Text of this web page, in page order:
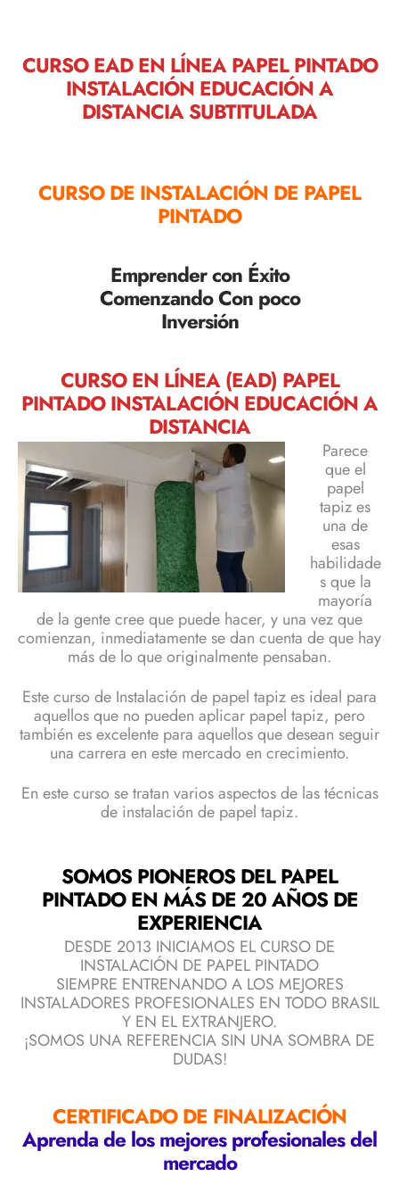
CURSO EAD EN LÍNEA PAPEL PINTADO
INSTALACIÓN EDUCACIÓN A
DISTANCIA SUBTITULADA
CURSO DE INSTALACIÓN DE PAPEL
PINTADO
Emprender con Éxito
Comenzando Con poco
Inversión
CURSO EN LÍNEA (EAD) PAPEL
PINTADO INSTALACIÓN EDUCACIÓN A
DISTANCIA
Parece
que el
papel
tapiz es
una de
esas
habilidade
s que la
mayoría
de la gente cree que puede hacer, y una vez que
comienzan, inmediatamente se dan cuenta de que hay
más de lo que originalmente pensaban.
Este curso de Instalación de papel tapiz es ideal para
aquellos que no pueden aplicar papel tapiz, pero
también es excelente para aquellos que desean seguir
una carrera en este mercado en crecimiento.
En este curso se tratan varios aspectos de las técnicas
de instalación de papel tapiz.
SOMOS PIONEROS DEL PAPEL
PINTADO EN MÁS DE 20 AÑOS DE
EXPERIENCIA
DESDE 2013 INICIAMOS EL CURSO DE
INSTALACIÓN DE PAPEL PINTADO
SIEMPRE ENTRENANDO A LOS MEJORES
INSTALADORES PROFESIONALES EN TODO BRASIL
Y EN EL EXTRANJERO.
¡SOMOS UNA REFERENCIA SIN UNA SOMBRA DE
DUDAS!
CERTIFICADO DE FINALIZACIÓN
Aprenda de los mejores profesionales del
mercado